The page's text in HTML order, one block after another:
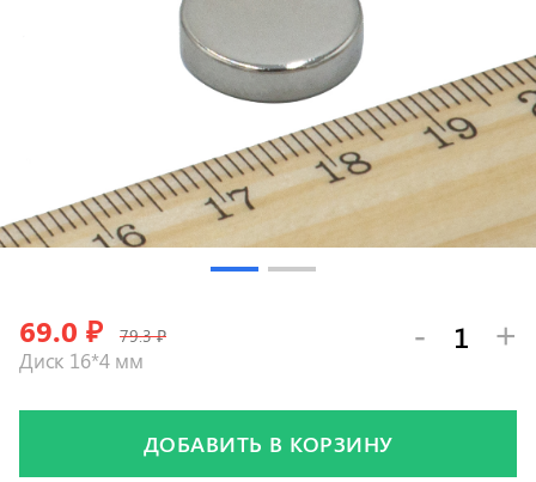
Диск 16*4 мм
69.0 ₽ 79.3 ₽ - +
ДОБАВИТЬ В КОРЗИНУ